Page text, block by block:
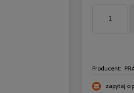
Producent:
zapytaj o